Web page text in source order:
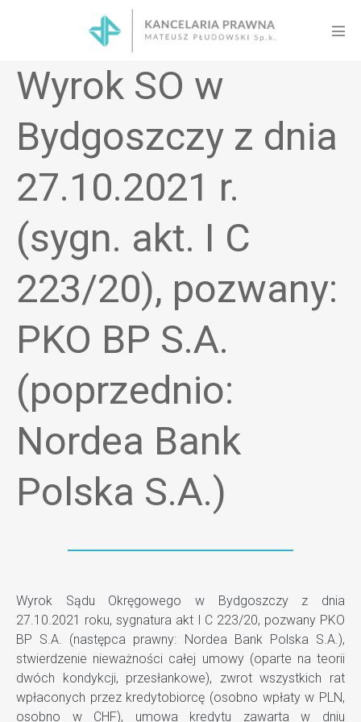
Wyrok SO w
Bydgoszczy z dnia
27.10.2021 r.
(sygn. akt. I C
223/20), pozwany:
PKO BP S.A.
(poprzednio:
Nordea Bank
Polska S.A.)
Wyrok Sądu Okręgowego w Bydgoszczy z dnia
27.10.2021 roku, sygnatura akt I C 223/20, pozwany PKO
BP S.A. (następca prawny: Nordea Bank Polska S.A.),
stwierdzenie nieważności całej umowy (oparte na teorii
dwóch kondykcji, przesłankowe), zwrot wszystkich rat
wpłaconych przez kredytobiorcę (osobno wpłaty w PLN,
osobno w CHF), umowa kredytu zawarta w dniu